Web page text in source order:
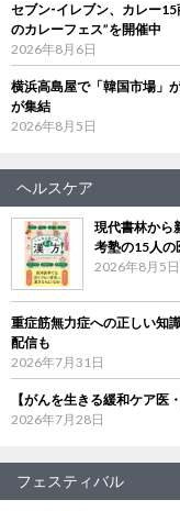
セブン‐イレブン、カレー
のカレーフェス”を開催中
2026年8月6日
横浜高島屋で「韓国市場」
が集結
2026年8月5日
ヘルスケア
現代書林から
考塾の15人の
2026年8月5日
重症筋無力症への正しい知
配信も
2026年7月31日
【がんを生きる緩和ケア医
2026年7月28日
フェスティバル